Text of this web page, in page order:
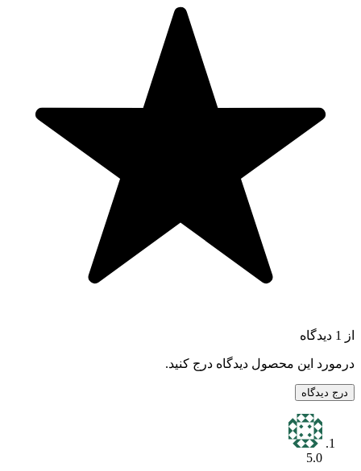
از 1 دیدگاه
درمورد این محصول دیدگاه درج کنید.
درج دیدگاه
5.0